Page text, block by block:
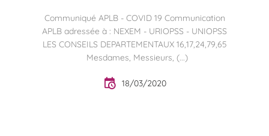
Communiqué APLB - COVID 19 Communication
APLB adressée à : NEXEM - URIOPSS - UNIOPSS
LES CONSEILS DEPARTEMENTAUX 16,17,24,79,65
Mesdames, Messieurs, (...)
18/03/2020